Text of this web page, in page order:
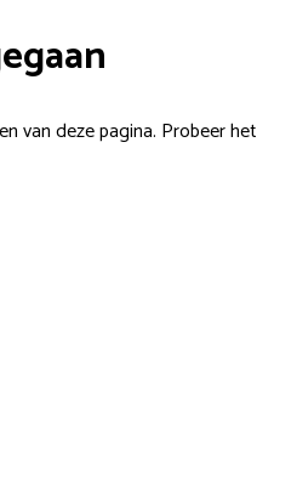
van deze pagina. Probeer het